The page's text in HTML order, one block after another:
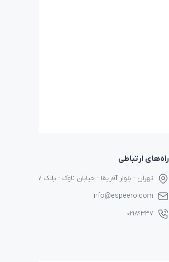
راه‌های ارتباطی
تهران - بلوار آفریقا - خیابان ناوک - پلاک ۱۷
info@espeero.com
۰۲۱۸۹۳۳۷